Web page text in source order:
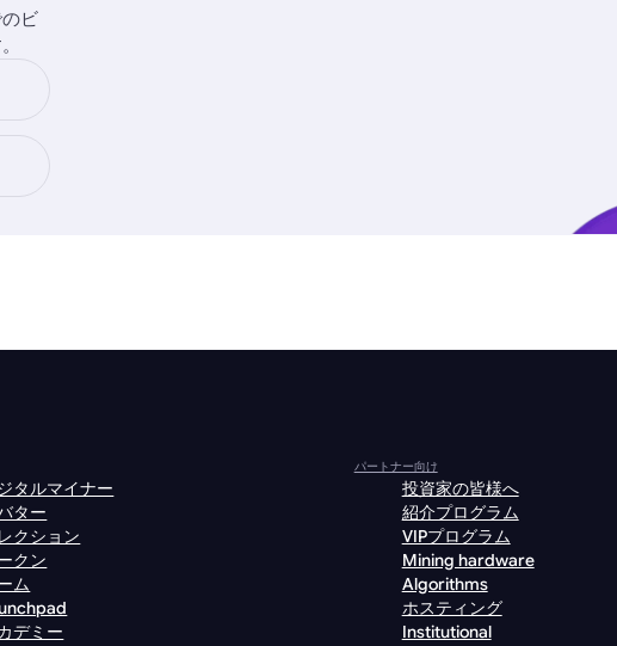
ビ
タルマイナー
ター
クション
クン
ム
デミー
パートナー向け
投資家の皆様へ
紹介プログラム
VIPプログラム
Mining hardware
Algorithms
ホスティング
Institutional